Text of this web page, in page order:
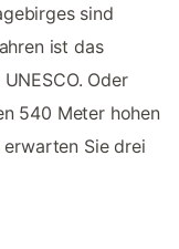
sind
ist das
Oder
540 Meter hohen
Sie drei